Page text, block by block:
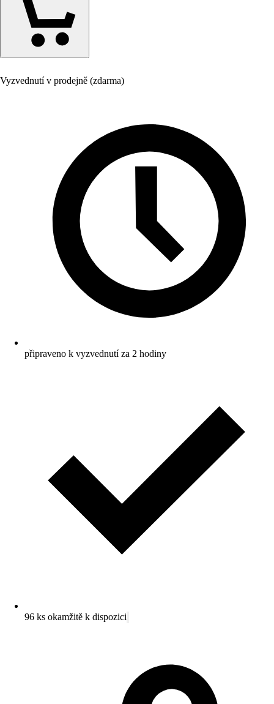
Vyzvednutí v prodejně (zdarma)
připraveno k vyzvednutí za 2 hodiny
96 ks okamžitě k dispozici